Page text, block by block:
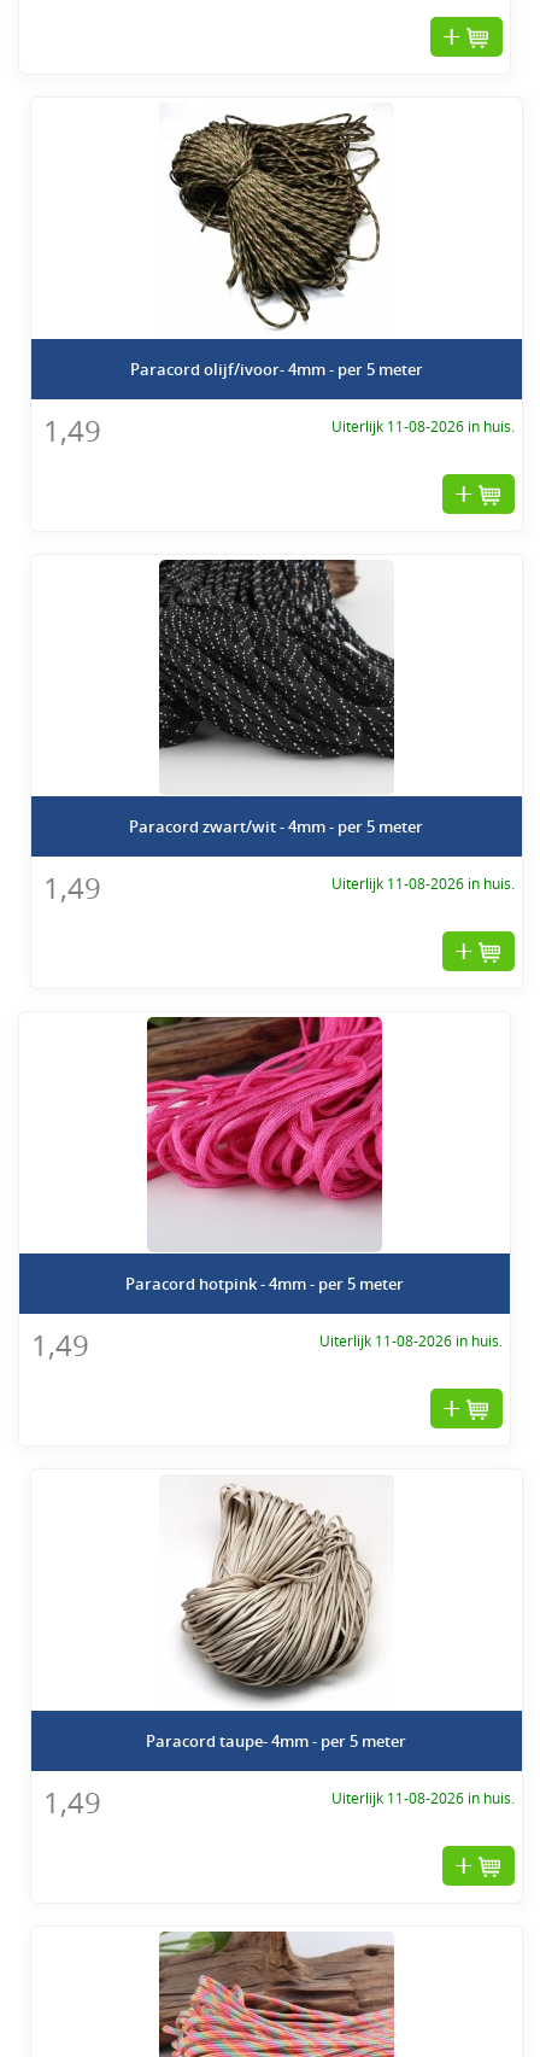
Paracord olijf/ivoor- 4mm - per 5 meter
1,49 Uiterlijk 11-08-2026 in huis.
Paracord zwart/wit - 4mm - per 5 meter
1,49 Uiterlijk 11-08-2026 in huis.
Paracord hotpink - 4mm - per 5 meter
1,49 Uiterlijk 11-08-2026 in huis.
Paracord taupe- 4mm - per 5 meter
1,49 Uiterlijk 11-08-2026 in huis.